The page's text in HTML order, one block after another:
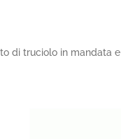
di truciolo in mandata e